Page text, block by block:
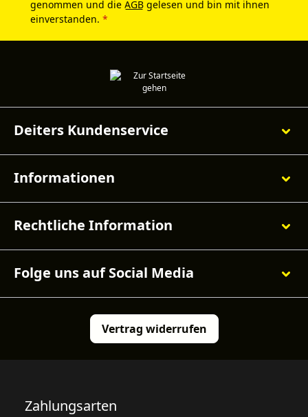
genommen und die AGB gelesen und bin mit ihnen
einverstanden. *
Deiters Kundenservice
Informationen
Rechtliche Information
Folge uns auf Social Media
Vertrag widerrufen
Zahlungsarten